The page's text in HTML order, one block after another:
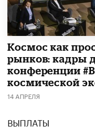
Космос как
рынков: кадры
конференции
космической
14 АПРЕЛЯ
ВЫПЛАТЫ